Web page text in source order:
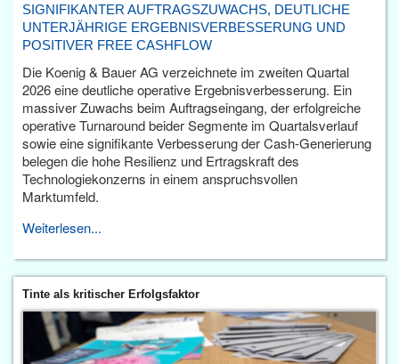
SIGNIFIKANTER AUFTRAGSZUWACHS, DEUTLICHE
UNTERJÄHRIGE ERGEBNISVERBESSERUNG UND
POSITIVER FREE CASHFLOW
Die Koenig & Bauer AG verzeichnete im zweiten Quartal
2026 eine deutliche operative Ergebnisverbesserung. Ein
massiver Zuwachs beim Auftragseingang, der erfolgreiche
operative Turnaround beider Segmente im Quartalsverlauf
sowie eine signifikante Verbesserung der Cash-Generierung
belegen die hohe Resilienz und Ertragskraft des
Technologiekonzerns in einem anspruchsvollen
Marktumfeld.
Weiterlesen...
Tinte als kritischer Erfolgsfaktor